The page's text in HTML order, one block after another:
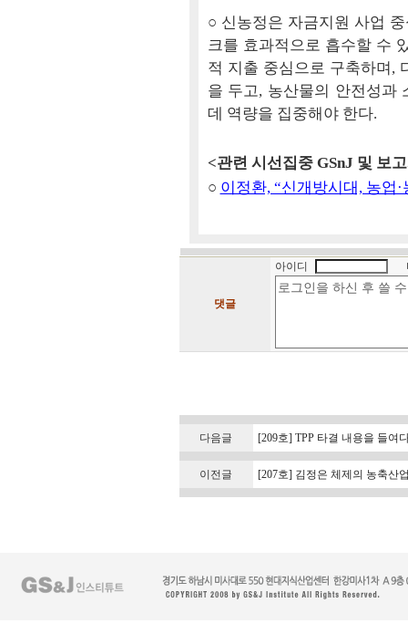
○ 신농정은 자금지원 사업
크를 효과적으로 흡수할 수
적 지출 중심으로 구축하며,
을 두고, 농산물의 안전성과
데 역량을 집중해야 한다.
<관련 시선집중 GSnJ 및 보
○ 이정환, “신개방시대, 농업
댓글
아이디
다음글 [209호] TPP 타결 내용을 들여
이전글 [207호] 김정은 체제의 농축산